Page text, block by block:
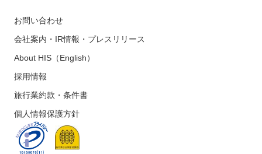
お問い合わせ
会社案内・IR情報・プレスリリース
About HIS（English）
採用情報
旅行業約款・条件書
個人情報保護方針